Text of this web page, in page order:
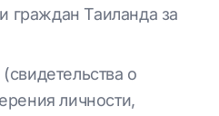
граждан Таиланда за
о
личности,